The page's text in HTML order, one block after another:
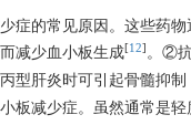
的常见原因。这些药
减少血小板生成[12] 。②
型肝炎时可引起骨髓抑制
板减少症。虽然通常是